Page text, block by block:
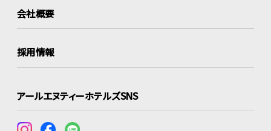
会社概要
採用情報
アールエヌティーホテルズSNS